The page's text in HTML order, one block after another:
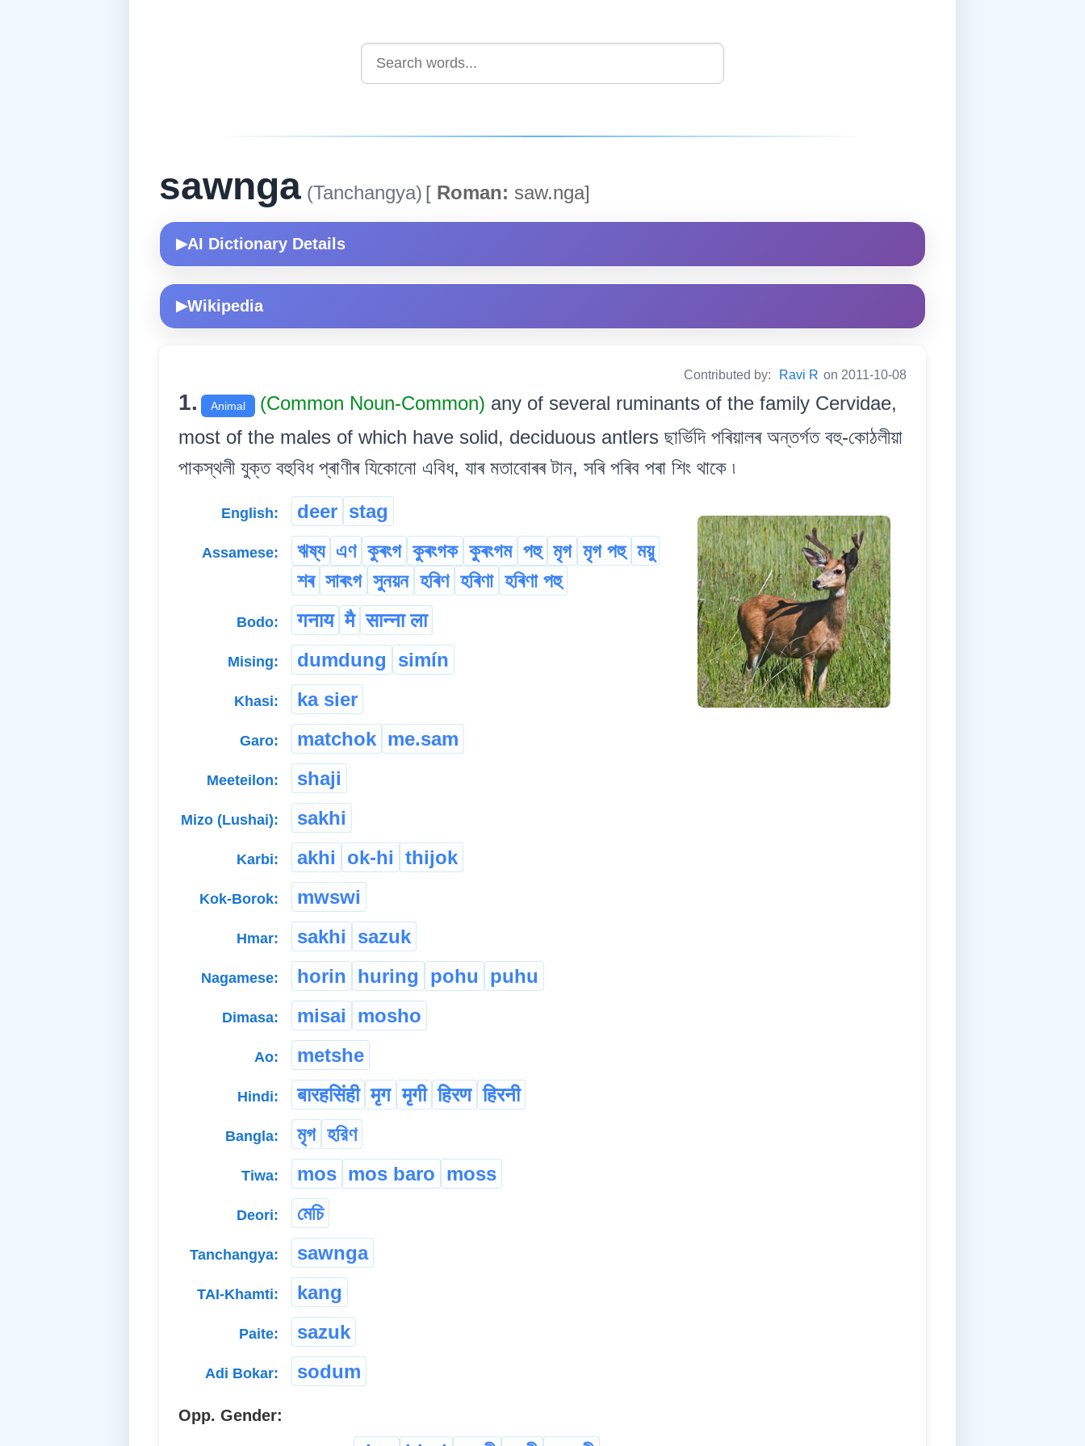
sawnga (Tanchangya) [ Roman: saw.nga]
▶AI Dictionary Details
▶Wikipedia
Contributed by: Ravi R on 2011-10-08
1. Animal (Common Noun-Common) any of several ruminants of the family Cervidae,
most of the males of which have solid, deciduous antlers ছাৰ্ভিদি পৰিয়ালৰ অন্তৰ্গত বহু-কোঠলীয়া
পাকস্থলী যুক্ত বহুবিধ প্ৰাণীৰ যিকোনো এবিধ, যাৰ মতাবোৰৰ টান, সৰি পৰিব পৰা শিং থাকে ৷
English: deer stag
Assamese: ঋষ্য এণ কুৰংগ কুৰংগক কুৰংগম পহু মৃগ মৃগ পহু ময়ু
শৰ সাৰংগ সুনয়ন হৰিণ হৰিণা হৰিণা পহু
Bodo: गनाय मै सान्ना ला
Mising: dumdung simín
Khasi: ka sier
Garo: matchok me.sam
Meeteilon: shaji
Mizo (Lushai): sakhi
Karbi: akhi ok-hi thijok
Kok-Borok: mwswi
Hmar: sakhi sazuk
Nagamese: horin huring pohu puhu
Dimasa: misai mosho
Ao: metshe
Hindi: बारहसिंही मृग मृगी हिरण हिरनी
Bangla: মৃগ হরিণ
Tiwa: mos mos baro moss
Deori: মেচি
Tanchangya: sawnga
TAI-Khamti: kang
Paite: sazuk
Adi Bokar: sodum
Opp. Gender: